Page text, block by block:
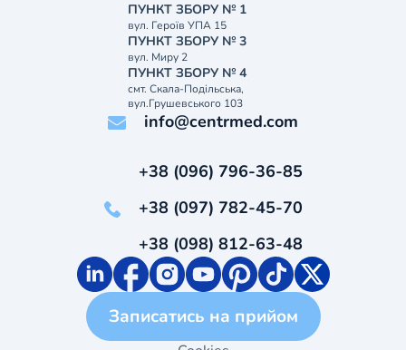
ПУНКТ ЗБОРУ № 1
вул. Героїв УПА 15
ПУНКТ ЗБОРУ № 3
вул. Миру 2
ПУНКТ ЗБОРУ № 4
смт. Скала-Подільська,
вул.Грушевського 103
info@centrmed.com
+38 (096) 796-36-85
+38 (097) 782-45-70
+38 (098) 812-63-48
Записатись на прийом